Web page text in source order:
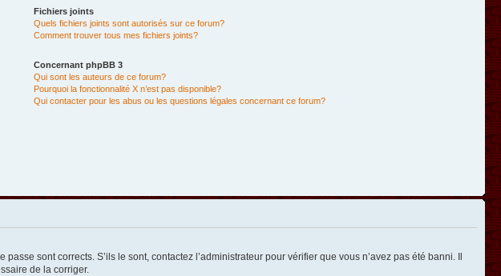
Fichiers joints
Quels fichiers joints sont autorisés sur ce forum?
Comment trouver tous mes fichiers joints?
Concernant phpBB 3
Qui sont les auteurs de ce forum?
Pourquoi la fonctionnalité X n’est pas disponible?
Qui contacter pour les abus ou les questions légales concernant ce forum?
sont corrects. S’ils le sont, contactez l’administrateur pour vérifier que vous n’avez pas été banni. Il
de la corriger.